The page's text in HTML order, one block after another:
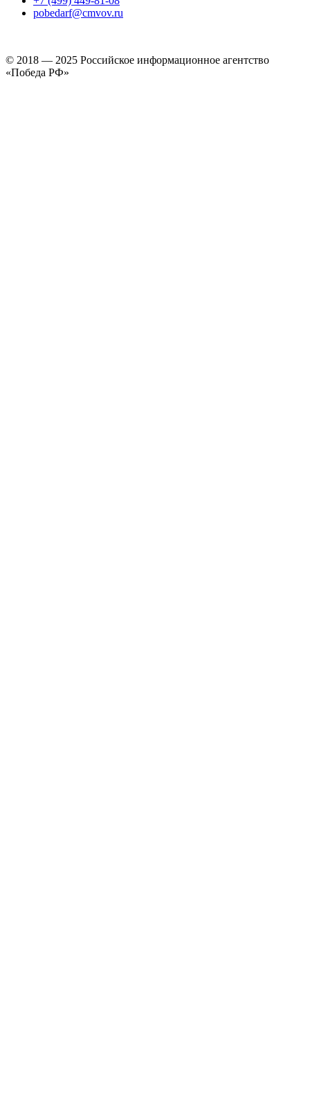
pobedarf@cmvov.ru
© 2018 — 2025 Российское информационное агентство
«Победа РФ»